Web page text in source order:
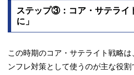
ステップ③：コア・サテライ
に」
この時期のコア・サテライト戦略
ンフレ対策として使うのが主な役割